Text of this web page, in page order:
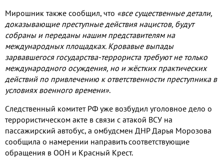
Мирошник также сообщил, что «все существенные детали,
доказывающие преступные действия нацистов, будут
собраны и переданы нашим представителям на
международных площадках. Кровавые выпады
зарвавшегося государства-террориста требуют не только
международного осуждения, но и жёстких практических
действий по привлечению к ответственности преступника в
условиях военного времени».
Следственный комитет РФ уже возбудил уголовное дело о
террористическом акте в связи с атакой ВСУ на
пассажирский автобус, а омбудсмен ДНР Дарья Морозова
сообщила о намерении направить соответствующие
обращения в ООН и Красный Крест.